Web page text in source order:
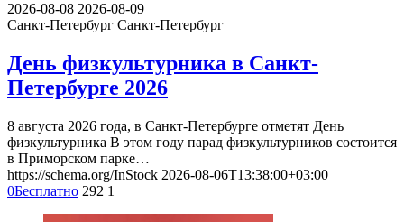
2026-08-08 2026-08-09
Санкт-Петербург Санкт-Петербург
День физкультурника в Санкт-
Петербурге 2026
8 августа 2026 года, в Санкт-Петербурге отметят День
физкультурника В этом году парад физкультурников состоится
в Приморском парке…
https://schema.org/InStock 2026-08-06T13:38:00+03:00
0Бесплатно 292 1